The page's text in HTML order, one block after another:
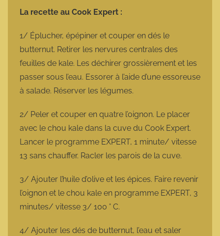
La recette au Cook Expert :
1/ Éplucher, épépiner et couper en dés le
butternut. Retirer les nervures centrales des
feuilles de kale. Les déchirer grossièrement et les
passer sous l’eau. Essorer à l’aide d’une essoreuse
à salade. Réserver les légumes.
2/ Peler et couper en quatre l’oignon. Le placer
avec le chou kale dans la cuve du Cook Expert.
Lancer le programme EXPERT, 1 minute/ vitesse
13 sans chauffer. Racler les parois de la cuve.
3/ Ajouter l’huile d’olive et les épices. Faire revenir
l’oignon et le chou kale en programme EXPERT, 3
minutes/ vitesse 3/ 100 ° C.
4/ Ajouter les dés de butternut, l’eau et saler